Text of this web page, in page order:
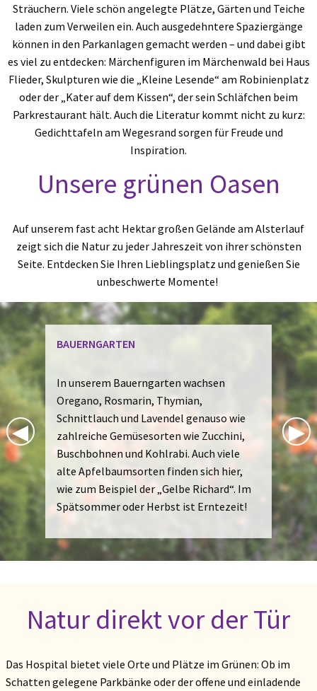
Sträuchern. Viele schön angelegte Plätze, Gärten und Teiche
laden zum Verweilen ein. Auch ausgedehntere Spaziergänge
können in den Parkanlagen gemacht werden – und dabei gibt
es viel zu entdecken: Märchenfiguren im Märchenwald bei Haus
Flieder, Skulpturen wie die „Kleine Lesende“ am Robinienplatz
oder der „Kater auf dem Kissen“, der sein Schläfchen beim
Parkrestaurant hält. Auch die Literatur kommt nicht zu kurz:
Gedichttafeln am Wegesrand sorgen für Freude und
Inspiration.
Unsere grünen Oasen
Auf unserem fast acht Hektar großen Gelände am Alsterlauf
zeigt sich die Natur zu jeder Jahreszeit von ihrer schönsten
Seite. Entdecken Sie Ihren Lieblingsplatz und genießen Sie
unbeschwerte Momente!
Previous Slide
◀︎ ▶︎
Bauerngarten wachsen
Thymian,
und Lavendel genauso wie
wie Zucchini,
und Kohlrabi. Auch viele
finden sich hier,
der „Gelbe Richard“. Im
oder Herbst ist Erntezeit!
kleiner
seiner
auf einer
Natur direkt vor der Tür
Das Hospital bietet viele Orte und Plätze im Grünen: Ob im
Schatten gelegene Parkbänke oder der offene und einladende